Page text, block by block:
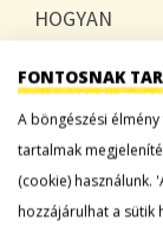
HOGYAN
FONTOSNAK
A böngészési
tartalmak
(cookie) használunk.
hozzájárulhat a sütik